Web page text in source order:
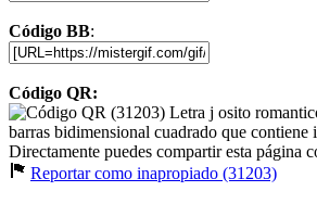
Código BB:
Código QR:
barras bidimensional cuadrado que
Directamente puedes compartir esta página
Reportar como inapropiado (31203)